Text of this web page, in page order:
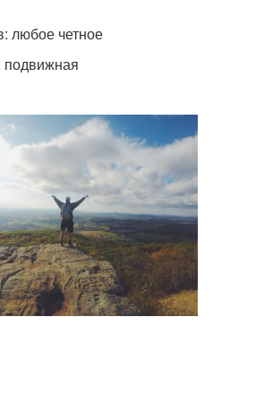
любое четное
подвижная